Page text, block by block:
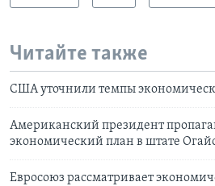
Читайте также
США уточнили темпы
Американский президент
экономический план в штате
Евросоюз рассматривает